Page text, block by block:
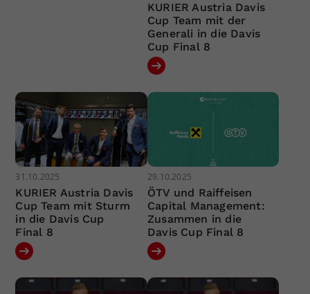
KURIER Austria Davis
Cup Team mit der
Generali in die Davis
Cup Final 8
31.10.2025
KURIER Austria Davis
Cup Team mit Sturm
in die Davis Cup
Final 8
29.10.2025
ÖTV und Raiffeisen
Capital Management:
Zusammen in die
Davis Cup Final 8